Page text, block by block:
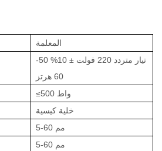
المعلمة
تيار متردد 220 فولت ± 10% 50-
60 هرتز
≤500 واط
خلية كيسية
5-60 مم
5-60 مم